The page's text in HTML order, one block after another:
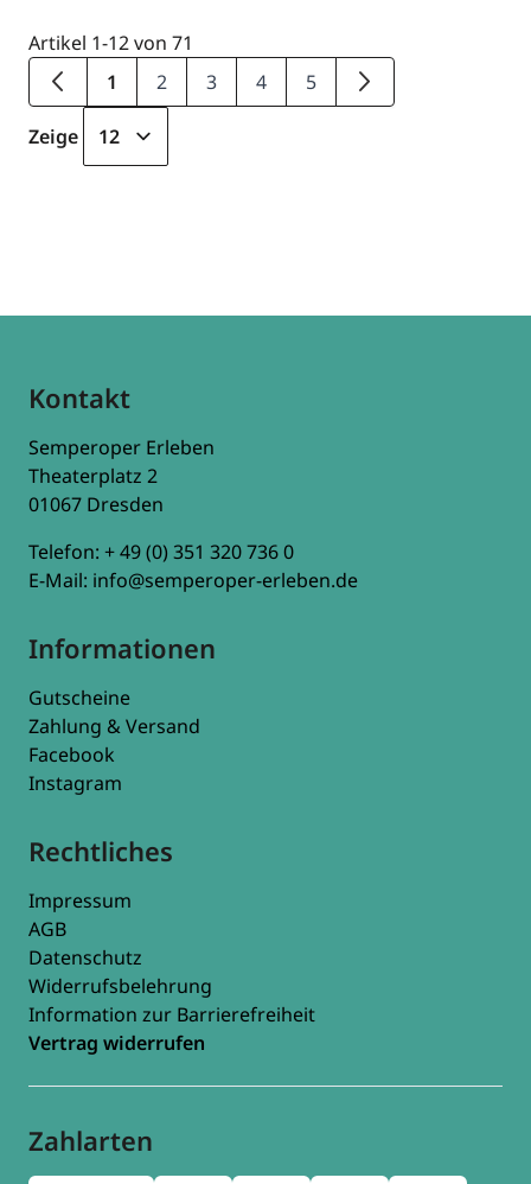
Artikel 1-12von 71
Zurück
Sie lesen gerade die Seite
1 Seite
2 Seite
3 Seite
4 Seite
5
Weiter
Zeige
Kontakt
Semperoper Erleben
Theaterplatz 2
01067 Dresden
Telefon: + 49 (0) 351 320 736 0
E-Mail: info@semperoper-erleben.de
Informationen
Gutscheine
Zahlung & Versand
Facebook
Instagram
Rechtliches
Impressum
AGB
Datenschutz
Widerrufsbelehrung
Information zur Barrierefreiheit
Vertrag widerrufen
Zahlarten